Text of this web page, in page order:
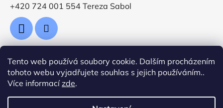
Tento web používá soubory cookie. Dalším procházením
tohoto webu vyjadřujete souhlas s jejich používáním..
Více informacízde.
+420 724 001 554 Tereza Sabol
Přijímáme online platby